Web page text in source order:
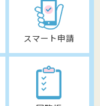
スマート申請